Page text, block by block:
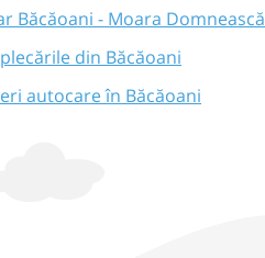
Băcăoani - Moara Domnească
din Băcăoani
autocare în Băcăoani